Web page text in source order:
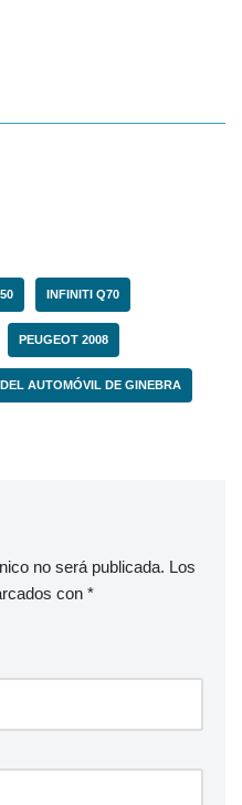
INFINITI Q70
PEUGEOT 2008
AUTOMÓVIL DE GINEBRA
no será publicada. Los
con *